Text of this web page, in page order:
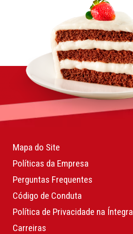
Mapa do Site
Políticas da Empresa
Perguntas Frequentes
Código de Conduta
Política de Privacidade na Íntegra
Carreiras